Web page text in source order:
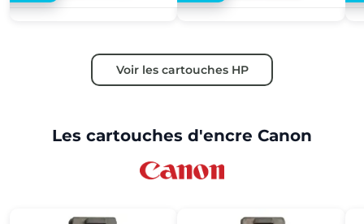
Voir les cartouches HP
Les cartouches d'encre Canon